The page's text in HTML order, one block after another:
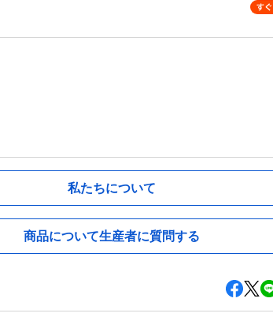
私たちについて
商品について生産者に質問する